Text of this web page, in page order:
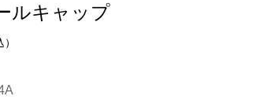
ルキャップ